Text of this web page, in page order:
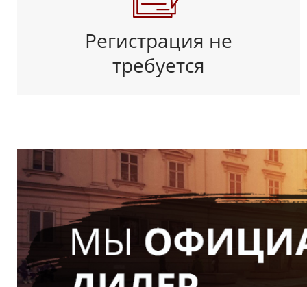
Регистрация не
требуется